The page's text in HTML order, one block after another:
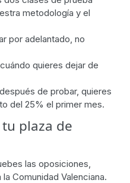
metodología y el
por adelantado, no
quieres dejar de
de probar, quieres
del 25% el primer mes.
plaza de
las oposiciones,
Comunidad Valenciana.